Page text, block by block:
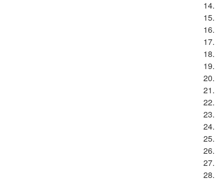
14.
15.
16.
17.
18.
19.
20.
21.
22.
23.
24.
25.
26.
27.
28.